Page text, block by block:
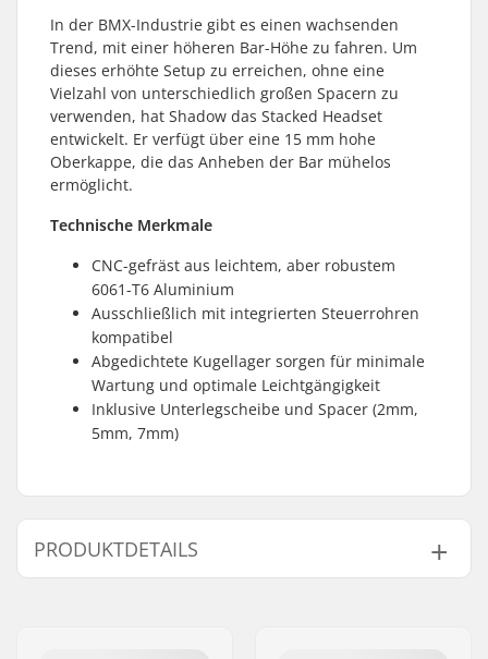
In der BMX-Industrie gibt es einen wachsenden
Trend, mit einer höheren Bar-Höhe zu fahren. Um
dieses erhöhte Setup zu erreichen, ohne eine
Vielzahl von unterschiedlich großen Spacern zu
verwenden, hat Shadow das Stacked Headset
entwickelt. Er verfügt über eine 15 mm hohe
Oberkappe, die das Anheben der Bar mühelos
ermöglicht.
Technische Merkmale
CNC-gefräst aus leichtem, aber robustem
6061-T6 Aluminium
Ausschließlich mit integrierten Steuerrohren
kompatibel
Abgedichtete Kugellager sorgen für minimale
Wartung und optimale Leichtgängigkeit
Inklusive Unterlegscheibe und Spacer (2mm,
5mm, 7mm)
PRODUKTDETAILS